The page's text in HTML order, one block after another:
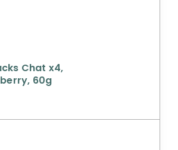
Chat x4,
60g